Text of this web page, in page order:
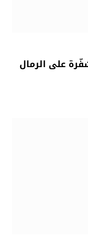
على الرمال